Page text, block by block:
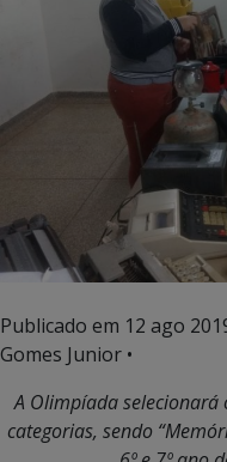
Publicado em 12 ago
Gomes Junior •
A Olimpíada
categorias, sendo